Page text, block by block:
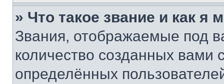
» Что такое звание и как я
Звания, отображаемые под
количество созданных
определённых